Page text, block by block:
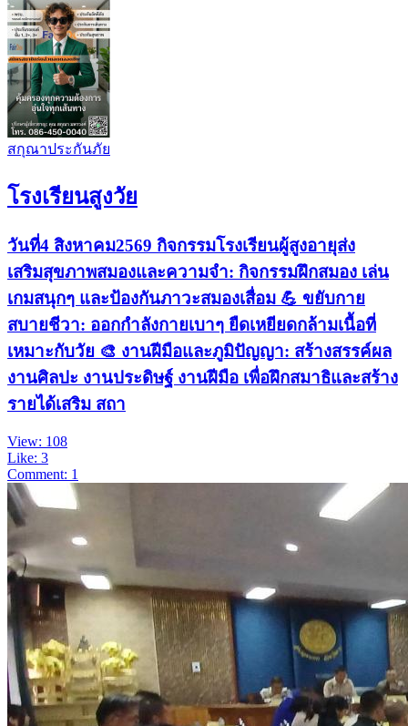
สกุณาประกันภัย
โรงเรียนสูงวัย
วันที่4 สิงหาคม2569 กิจกรรมโรงเรียนผู้สูงอายุส่ง
เสริมสุขภาพสมองและความจำ: กิจกรรมฝึกสมอง เล่น
เกมสนุกๆ และป้องกันภาวะสมองเสื่อม 💪 ขยับกาย
สบายชีวา: ออกกำลังกายเบาๆ ยืดเหยียดกล้ามเนื้อที่
เหมาะกับวัย 🎨 งานฝีมือและภูมิปัญญา: สร้างสรรค์ผล
งานศิลปะ งานประดิษฐ์ งานฝีมือ เพื่อฝึกสมาธิและสร้าง
รายได้เสริม สถา
View: 108
Like: 3
Comment: 1